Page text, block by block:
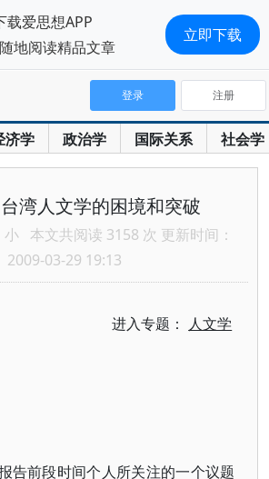
济学 政治学 国际关系 社会学
登录 注册
湾人文学的困境和突破
小 本文共阅读 3158 次 更新时间：
2009-03-29 19:13
进入专题： 人文学
告前段时间个人所关注的一个议题
载爱思想APP
地阅读精品文章
立即下载